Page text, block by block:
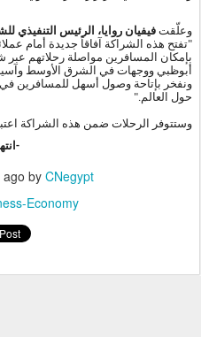
وعلّقت فيفيان روايا، الرئيس التنفيذي
"تفتح هذه الشراكة آفاقاً جديدة أمام
بإمكان المسافرين مواصلة رحلاتهم عبر
أبوظبي ووجهات في الشرق الأوسط
ونفخر بإتاحة وصول أسهل للمسافرين
حول العالم.
"
وستتوفر الرحلات ضمن هذه الشراكة اعتباراً من 24
-
by CNegypt
Economy